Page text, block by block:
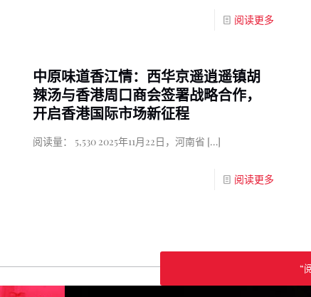
阅读更多
中原味道香江情：西华京遥逍遥镇胡
辣汤与香港周口商会签署战略合作，
开启香港国际市场新征程
阅读量： 5,530 2025年11月22日，河南省 […]
阅读更多
“